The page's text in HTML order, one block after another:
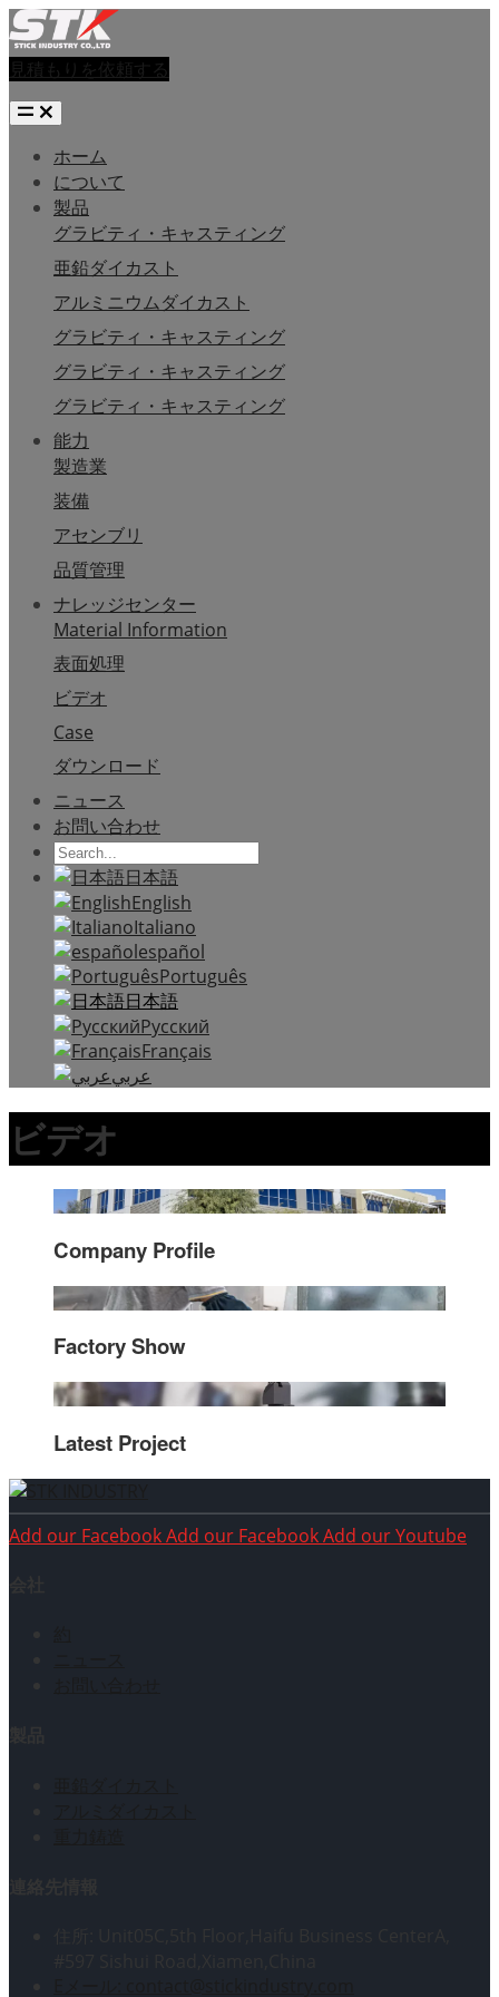
見積もりを依頼する
ホーム
について
製品
グラビティ・キャスティング
亜鉛ダイカスト
アルミニウムダイカスト
グラビティ・キャスティング
グラビティ・キャスティング
グラビティ・キャスティング
能力
製造業
装備
アセンブリ
品質管理
ナレッジセンター
Material Information
表面処理
ビデオ
Case
ダウンロード
ニュース
お問い合わせ
日本語
English
Italiano
español
Português
日本語
Русский
Français
عربي
ビデオ
Company Profile
Factory Show
Latest Project
Add our FacebookAdd our FacebookAdd our Youtube